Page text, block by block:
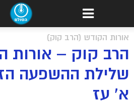
אורות הקודש (הרב קוק)
הרב קוק – אורות
שלילת ההשפעה
א’ עז